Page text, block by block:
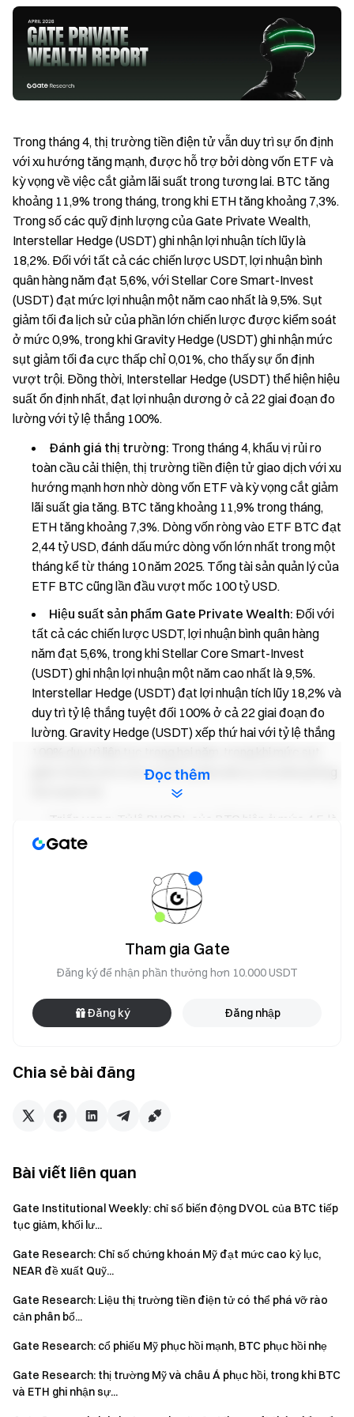
Trong tháng 4, thị trường tiền điện tử vẫn duy trì sự ổn định
với xu hướng tăng mạnh, được hỗ trợ bởi dòng vốn ETF và
kỳ vọng về việc cắt giảm lãi suất trong tương lai. BTC tăng
khoảng 11,9% trong tháng, trong khi ETH tăng khoảng 7,3%.
Trong số các quỹ định lượng của Gate Private Wealth,
Interstellar Hedge (USDT) ghi nhận lợi nhuận tích lũy là
18,2%. Đối với tất cả các chiến lược USDT, lợi nhuận bình
quân hàng năm đạt 5,6%, với Stellar Core Smart-Invest
(USDT) đạt mức lợi nhuận một năm cao nhất là 9,5%. Sụt
giảm tối đa lịch sử của phần lớn chiến lược được kiểm soát
ở mức 0,9%, trong khi Gravity Hedge (USDT) ghi nhận mức
sụt giảm tối đa cực thấp chỉ 0,01%, cho thấy sự ổn định
vượt trội. Đồng thời, Interstellar Hedge (USDT) thể hiện hiệu
suất ổn định nhất, đạt lợi nhuận dương ở cả 22 giai đoạn đo
lường với tỷ lệ thắng 100%.
Đánh giá thị trường: Trong tháng 4, khẩu vị rủi ro
toàn cầu cải thiện, thị trường tiền điện tử giao dịch với xu
hướng mạnh hơn nhờ dòng vốn ETF và kỳ vọng cắt giảm
lãi suất gia tăng. BTC tăng khoảng 11,9% trong tháng,
ETH tăng khoảng 7,3%. Dòng vốn ròng vào ETF BTC đạt
2,44 tỷ USD, đánh dấu mức dòng vốn lớn nhất trong một
tháng kể từ tháng 10 năm 2025. Tổng tài sản quản lý của
ETF BTC cũng lần đầu vượt mốc 100 tỷ USD.
Hiệu suất sản phẩm Gate Private Wealth: Đối với
tất cả các chiến lược USDT, lợi nhuận bình quân hàng
năm đạt 5,6%, trong khi Stellar Core Smart-Invest
(USDT) ghi nhận lợi nhuận một năm cao nhất là 9,5%.
Interstellar Hedge (USDT) đạt lợi nhuận tích lũy 18,2% và
duy trì tỷ lệ thắng tuyệt đối 100% ở cả 22 giai đoạn đo
lường. Gravity Hedge (USDT) xếp thứ hai với tỷ lệ thắng
giảm tối đa chỉ ở mức 0,01%, phản ánh sự ổn định phòng
Triển vọng:
Tỷ lệ RHODL của BTC hiện ở mức 4,5, là
mức cao thứ ba trong lịch sử, trong khi dự trữ BTC trên
năm. Các tín hiệu này cho thấy thị trường đang bước
vào giai đoạn nắm giữ dài hạn và thu hẹp nguồn cung rõ
rệt, hỗ trợ triển vọng tăng giá về mặt cấu trúc trong
Khám phá thêm chi tiết: Báo cáo quản lý tài sản cá nhân
Việc đầu tư vào thị trường tiền điện tử tiềm ẩn rủi ro cao.
Người dùng nên tự tiến hành nghiên cứu và hiểu rõ bản chất
của tài sản cũng như sản phẩm trước khi đưa ra quyết định
đầu tư. Gate
không chịu trách nhiệm về bất kỳ khoản thua lỗ
Nhóm Gate
Ngày 15 tháng 5 năm 2026
Giao dịch hơn 4,900 loại tiền điện tử một cách an toàn,
nhanh chóng và dễ dàng
Hành động ngay
và nhận phần thưởng chào mừng lên tới $10,000
Mời bạn bèvà kiếm hoa hồng 40%
Đọc thêm
Chia sẻ bài đăng
Tham gia Gate
Đăng ký để nhận phần thưởng hơn 10.000 USDT
Đăng ký Đăng nhập
Bài viết liên quan
Gate Institutional Weekly: chỉ số biến động DVOL của BTC tiếp
tục giảm, khối lư...
Gate Research: Chỉ số chứng khoán Mỹ đạt mức cao kỷ lục,
NEAR đề xuất Quỹ...
Gate Research: Liệu thị trường tiền điện tử có thể phá vỡ rào
cản phân bổ...
Gate Research: cổ phiếu Mỹ phục hồi mạnh, BTC phục hồi nhẹ
Gate Research: thị trường Mỹ và châu Á phục hồi, trong khi BTC
và ETH ghi nhận sự...